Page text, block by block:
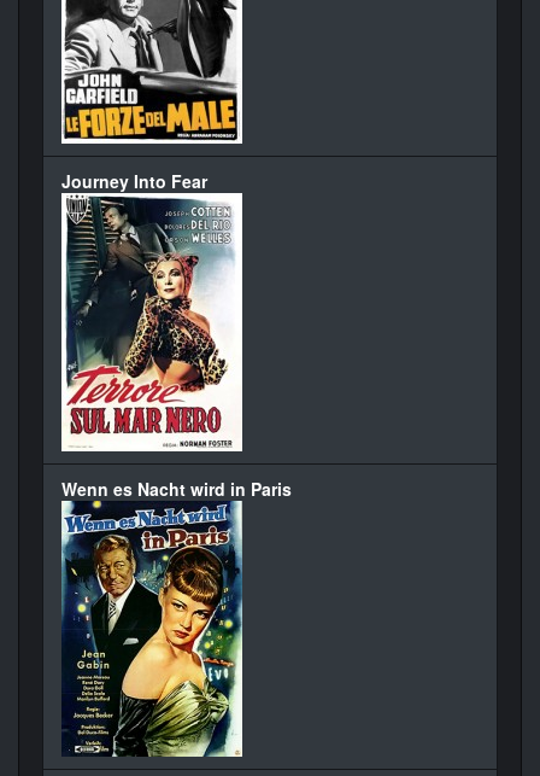
Journey Into Fear
Wenn es Nacht wird in Paris